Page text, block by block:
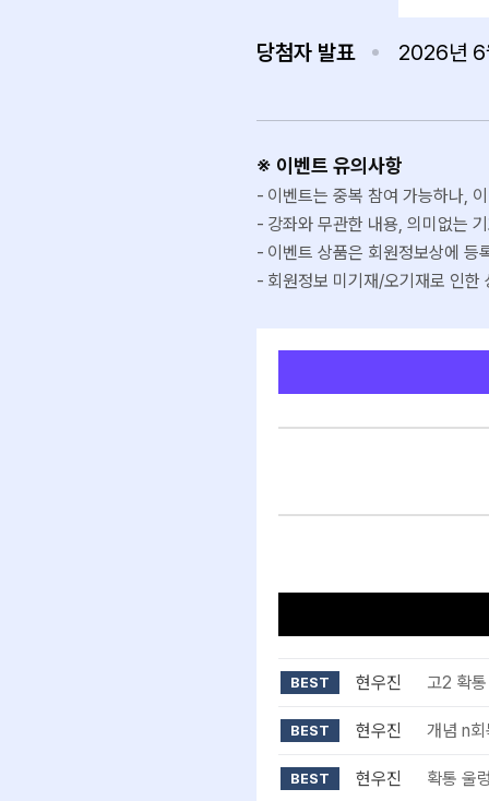
당첨자 발표 2026년 6
※ 이벤트 유의사항
이벤트는 중복 참여 가능하나,
강좌와 무관한 내용, 의미없는
이벤트 상품은 회원정보상에 등
회원정보 미기재/오기재로 인
BEST 현우진 고2 확
BEST 현우진 개념 n
BEST 현우진 확통 울